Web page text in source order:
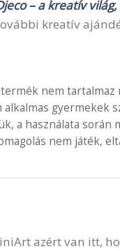
– a kreatív
kreatív
termék nem tartalmaz
alkalmas gyermekek
a használata során
nem játék,
azért van itt,